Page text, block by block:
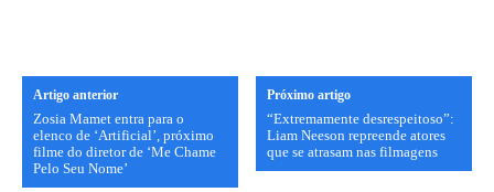
Artigo anterior
Zosia Mamet entra para o
elenco de ‘Artificial’, próximo
filme do diretor de ‘Me Chame
Pelo Seu Nome’
Próximo artigo
“Extremamente desrespeitoso”:
Liam Neeson repreende atores
que se atrasam nas filmagens